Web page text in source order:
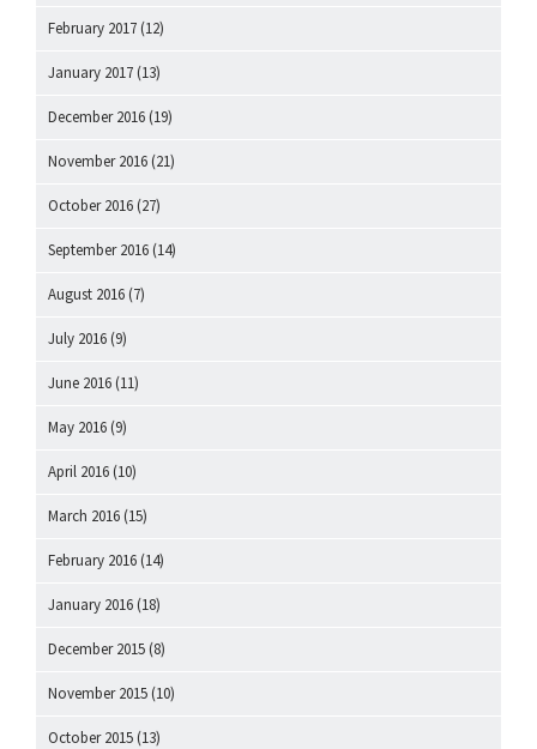
February 2017 (12)
January 2017 (13)
December 2016 (19)
November 2016 (21)
October 2016 (27)
September 2016 (14)
August 2016 (7)
July 2016 (9)
June 2016 (11)
May 2016 (9)
April 2016 (10)
March 2016 (15)
February 2016 (14)
January 2016 (18)
December 2015 (8)
November 2015 (10)
October 2015 (13)